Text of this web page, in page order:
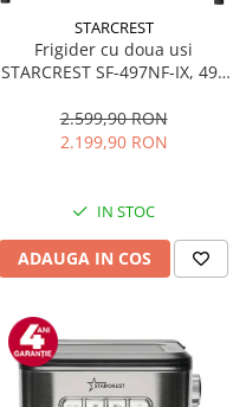
STARCREST
Frigider cu doua usi
STARCREST SF-497NF-IX, 497
Inverter, Clasa E, Display,
Functie super racire, Blocare
2.599,90 RON
2.199,90 RON
IN STOC
ADAUGA IN COS